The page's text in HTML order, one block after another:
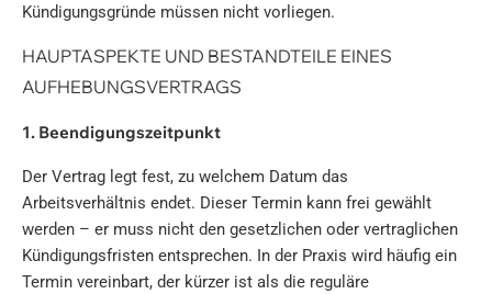
Kündigungsgründe müssen nicht vorliegen.
HAUPTASPEKTE UND BESTANDTEILE EINES
AUFHEBUNGSVERTRAGS
1. Beendigungszeitpunkt
Der Vertrag legt fest, zu welchem Datum das
Arbeitsverhältnis endet. Dieser Termin kann frei gewählt
werden – er muss nicht den gesetzlichen oder vertraglichen
Kündigungsfristen entsprechen. In der Praxis wird häufig ein
Termin vereinbart, der kürzer ist als die reguläre